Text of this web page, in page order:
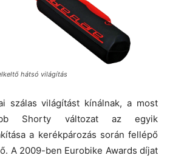
hátsó világítás
szálas világítást kínálnak, a most
Shorty változat az egyik
a kerékpározás során fellépő
A 2009-ben Eurobike Awards díjat